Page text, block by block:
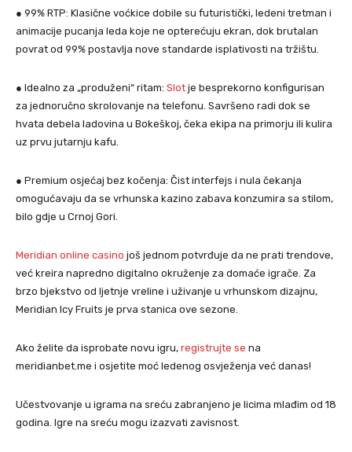
● 99% RTP: Klasične voćkice dobile su futuristički, ledeni tretman i
animacije pucanja leda koje ne opterećuju ekran, dok brutalan
povrat od 99% postavlja nove standarde isplativosti na tržištu.
● Idealno za „produženi“ ritam: Slot je besprekorno konfigurisan
za jednoručno skrolovanje na telefonu. Savršeno radi dok se
hvata debela ladovina u Bokeškoj, čeka ekipa na primorju ili kulira
uz prvu jutarnju kafu.
● Premium osjećaj bez kočenja: Čist interfejs i nula čekanja
omogućavaju da se vrhunska kazino zabava konzumira sa stilom,
bilo gdje u Crnoj Gori.
Meridian online casino još jednom potvrđuje da ne prati trendove,
već kreira napredno digitalno okruženje za domaće igrače. Za
brzo bjekstvo od ljetnje vreline i uživanje u vrhunskom dizajnu,
Meridian Icy Fruits je prva stanica ove sezone.
Ako želite da isprobate novu igru, registrujte se na
meridianbet.me i osjetite moć ledenog osvježenja već danas!
Učestvovanje u igrama na sreću zabranjeno je licima mlađim od 18
godina. Igre na sreću mogu izazvati zavisnost.